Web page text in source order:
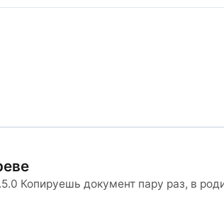
Копируешь документ пару раз, в